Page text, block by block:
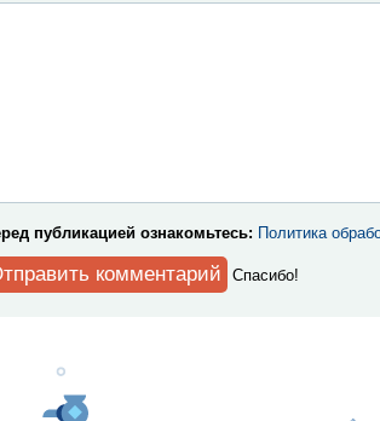
публикацией ознакомьтесь: Политика
Спaсибо!